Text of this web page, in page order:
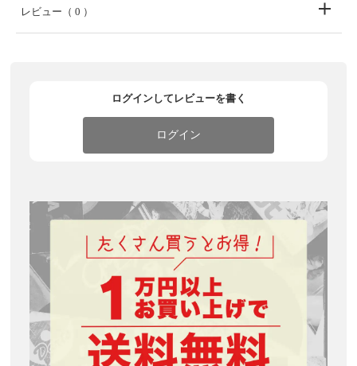
レビュー （ 0 ）
ログインしてレビューを書く
ログイン